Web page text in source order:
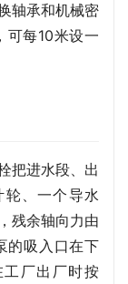
轴承和机械密
可每10米设一
把进水段、出
、一个导水
残余轴向力由
的吸入口在下
厂出厂时按